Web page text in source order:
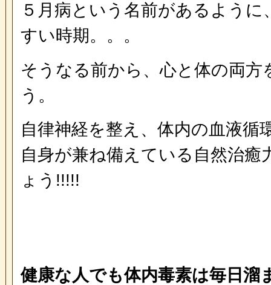
５月病という名前があるように
すい時期。。。
そうなる前から、心と体の両方
う。
自律神経を整え、体内の血液循
自身が兼ね備えている自然治癒
ょう!!!!!
健康な人でも体内毒素は毎日溜